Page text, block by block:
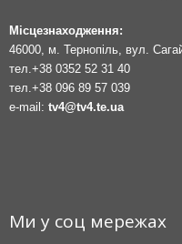
Місцезнаходження:
46000, м. Тернопіль, вул.
тел. +38 0352 52 31 40
тел. +38 096 89 57 039
e-mail: tv4@tv4.te.ua
Ми у соц мережах